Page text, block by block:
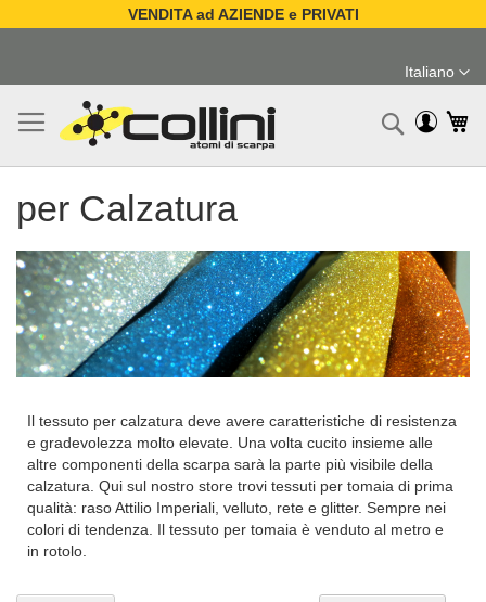
VENDITA ad AZIENDE e PRIVATI
contenuto
Lingua
Italiano
per Calzatura
Il tessuto per calzatura deve avere caratteristiche di resistenza
e gradevolezza molto elevate. Una volta cucito insieme alle
altre componenti della scarpa sarà la parte più visibile della
calzatura. Qui sul nostro store trovi tessuti per tomaia di prima
qualità: raso Attilio Imperiali, velluto, rete e glitter. Sempre nei
colori di tendenza. Il tessuto per tomaia è venduto al metro e
in rotolo.